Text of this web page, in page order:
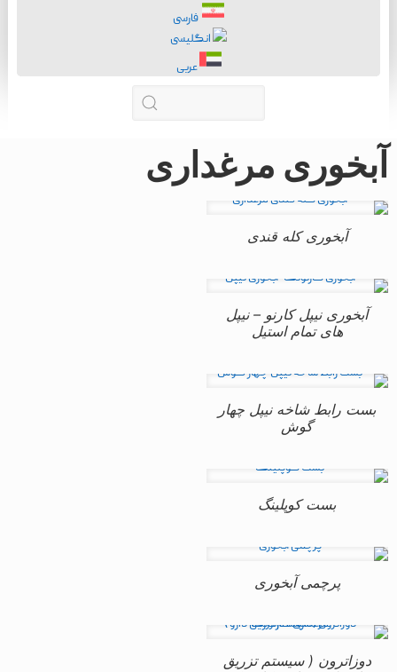
فارسی
انگلیسی
عربی
آبخوری مرغداری
آبخوری کله قندی
آبخوری نیپل کارنو – نیپل
های تمام استیل
بست رابط شاخه نیپل چهار
گوش
بست کوپلینگ
پرچمی آبخوری
دوزاترون ( سیستم تزریق